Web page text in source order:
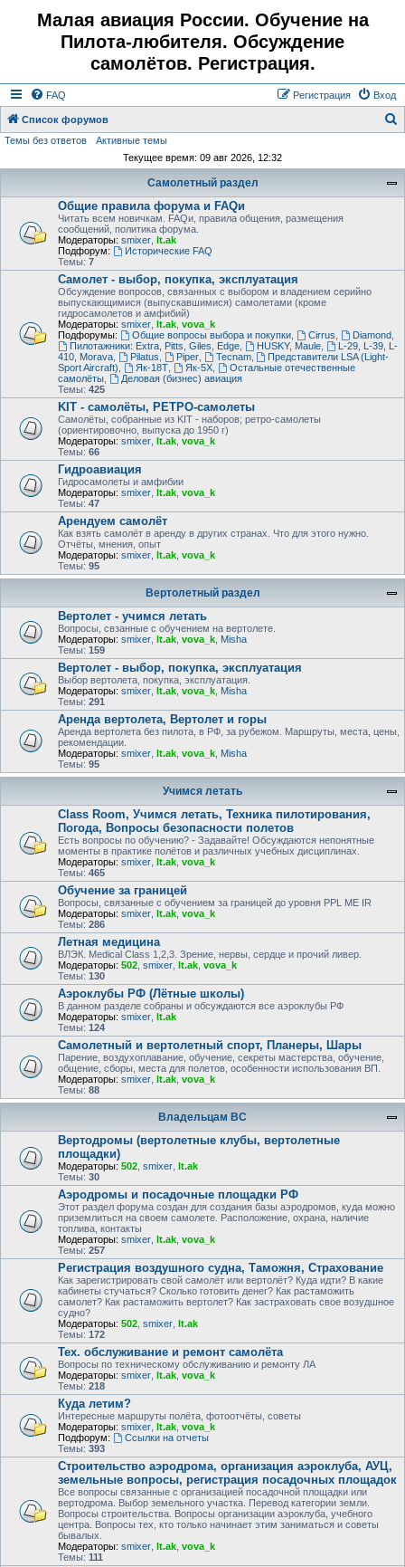
Малая авиация России. Обучение на
Пилота-любителя. Обсуждение
самолётов. Регистрация.
FAQ Вход
Регистрация
Список форумов
Темы без ответов
Активные темы
Текущее время: 09 авг 2026, 12:32
Самолетный раздел
Общие правила форума и FAQи
Читать всем новичкам. FAQи, правила общения, размещения
сообщений, политика форума.
Модераторы: smixer lt.ak
Подфорум:
Исторические FAQ
Темы: 7
Самолет - выбор, покупка, эксплуатация
Обсуждение вопросов, связанных с выбором и владением серийно
выпускающимися (выпускавшимися) самолетами (кроме
гидросамолетов и амфибий)
Модераторы: smixer lt.ak vova_k
Подфорумы:
Общие вопросы выбора и покупки, Cirrus Diamond,
Пилотажники: Extra, Pitts, Giles, Edge, HUSKY, Maule,
L-29, L-39, L-
410, Morava
Pilatus Piper, Tecnam,
Представители LSA (Light-
Sport Aircraft)
Як-18Т, Як-5Х,
Остальные отечественные
самолёты
Деловая (бизнес) авиация
Темы: 425
KIT - самолёты, РЕТРО-самолеты
Самолёты, собранные из KIT - наборов; ретро-самолеты
(ориентировочно, выпуска до 1950 г)
Модераторы: smixer lt.ak vova_k
Темы: 66
Гидроавиация
Гидросамолеты и амфибии
Модераторы: smixer lt.ak vova_k
Темы: 47
Арендуем самолёт
Как взять самолёт в аренду в других странах. Что для этого нужно.
Отчёты, мнения, опыт
Модераторы: smixer lt.ak vova_k
Темы: 95
Вертолетный раздел
Вертолет - учимся летать
Вопросы, свзанные с обучением на вертолете.
Модераторы: smixer lt.ak vova_k Misha
Темы: 159
Вертолет - выбор, покупка, эксплуатация
Выбор вертолета, покупка, эксплуатация.
Модераторы: smixer lt.ak vova_k Misha
Темы: 291
Аренда вертолета, Вертолет и горы
Аренда вертолета без пилота, в РФ, за рубежом. Маршруты, места, цены,
рекомендации.
Модераторы: smixer lt.ak vova_k Misha
Темы: 95
Учимся летать
Class Room, Учимся летать, Техника пилотирования,
Погода, Вопросы безопасности полетов
Есть вопросы по обучению? - Задавайте! Обсуждаются непонятные
моменты в практике полётов и различных учебных дисциплинах.
Модераторы: smixer lt.ak vova_k
Темы: 465
Обучение за границей
Вопросы, связанные с обучением за границей до уровня PPL ME IR
Модераторы: smixer lt.ak vova_k
Темы: 286
Летная медицина
ВЛЭК. Medical Class 1,2,3. Зрение, нервы, сердце и прочий ливер.
Модераторы: 502 smixer lt.ak vova_k
Темы: 130
Аэроклубы РФ (Лётные школы)
В данном разделе собраны и обсуждаются все аэроклубы РФ
Модераторы: smixer lt.ak
Темы: 124
Самолетный и вертолетный спорт, Планеры, Шары
Парение, воздухоплавание, обучение, секреты мастерства, обучение,
общение, сборы, места для полетов, особенности использования ВП.
Модераторы: smixer lt.ak vova_k
Темы: 88
Владельцам ВС
Вертодромы (вертолетные клубы, вертолетные
площадки)
Модераторы: 502 smixer lt.ak
Темы: 30
Аэродромы и посадочные площадки РФ
Этот раздел форума создан для создания базы аэродромов, куда можно
приземлиться на своем самолете. Расположение, охрана, наличие
топлива, контакты
Модераторы: smixer lt.ak vova_k
Темы: 257
Регистрация воздушного судна, Таможня, Страхование
Как зарегистрировать свой самолёт или вертолёт? Куда идти? В какие
кабинеты стучаться? Сколько готовить денег? Как растаможить
самолет? Как растаможить вертолет? Как застраховать свое возудшное
судно?
Модераторы: 502 smixer lt.ak
Темы: 172
Тех. обслуживание и ремонт самолёта
Вопросы по техническому обслуживанию и ремонту ЛА
Модераторы: smixer lt.ak vova_k
Темы: 218
Куда летим?
Интересные маршруты полёта, фотоотчёты, советы
Модераторы: smixer lt.ak vova_k
Подфорум:
Ссылки на отчеты
Темы: 393
Строительство аэродрома, организация аэроклуба, АУЦ,
земельные вопросы, регистрация посадочных площадок
Все вопросы связанные с организацией посадочной площадки или
вертодрома. Выбор земельного участка. Перевод категории земли.
Вопросы строительства. Вопросы организации аэроклуба, учебного
центра. Вопросы тех, кто только начинает этим заниматься и советы
бывалых.
Модераторы: smixer lt.ak vova_k
Темы: 111